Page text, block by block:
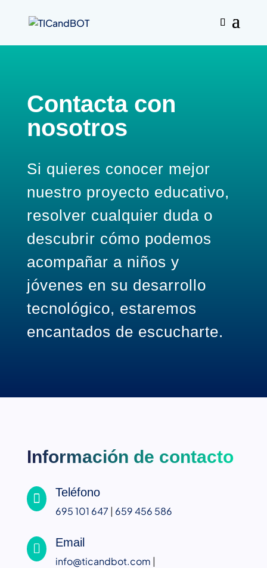
Contacta con
nosotros
Si quieres conocer mejor
nuestro proyecto educativo,
resolver cualquier duda o
descubrir cómo podemos
acompañar a niños y
jóvenes en su desarrollo
tecnológico, estaremos
encantados de escucharte.
Información de contacto
 Teléfono
695 101 647 | 659 456 586
 Email
info@ticandbot.com |